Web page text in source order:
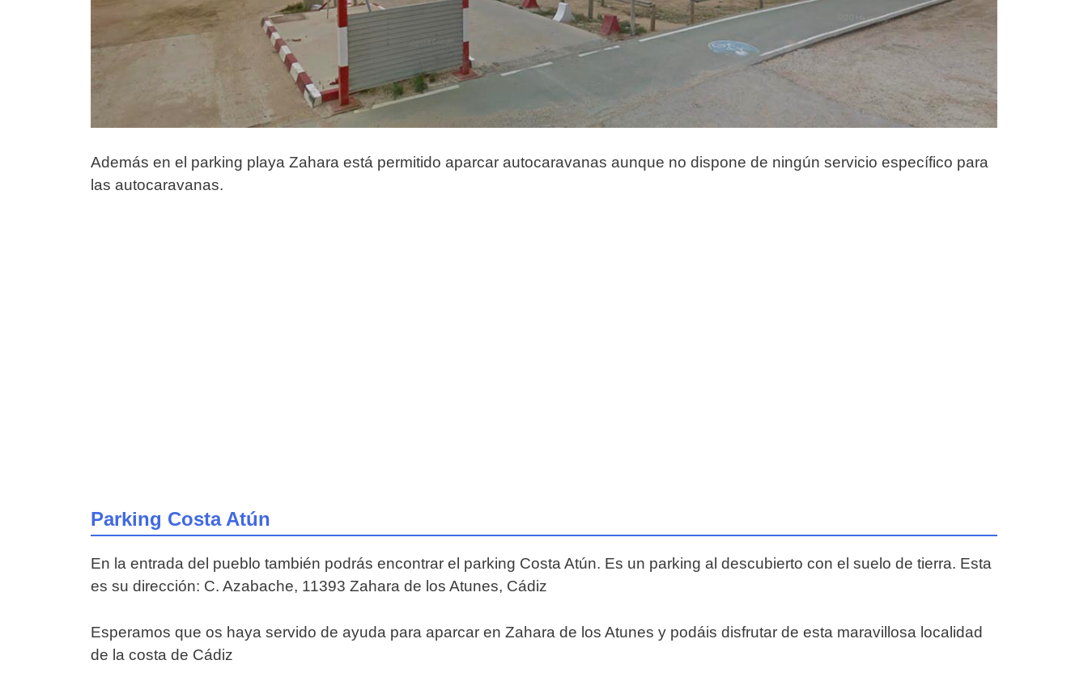
Además en el parking playa Zahara está permitido aparcar autocaravanas aunque no dispone de ningún servicio específico para
las autocaravanas.
Parking Costa Atún
En la entrada del pueblo también podrás encontrar el parking Costa Atún. Es un parking al descubierto con el suelo de tierra. Esta
es su dirección: C. Azabache, 11393 Zahara de los Atunes, Cádiz
Esperamos que os haya servido de ayuda para aparcar en Zahara de los Atunes y podáis disfrutar de esta maravillosa localidad
de la costa de Cádiz